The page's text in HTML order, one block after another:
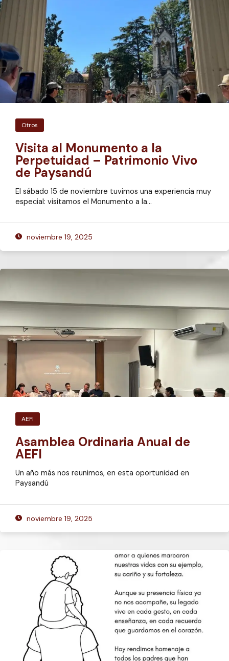
Otros
Visita al Monumento a la
Perpetuidad – Patrimonio Vivo
de Paysandú
El sábado 15 de noviembre tuvimos una experiencia muy
especial: visitamos el Monumento a la…
noviembre 19, 2025
AEFI
Asamblea Ordinaria Anual de
AEFI
Un año más nos reunimos, en esta oportunidad en
Paysandú
noviembre 19, 2025